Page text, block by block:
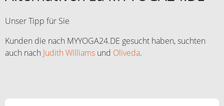
Unser Tipp für Sie
Kunden die nach MYYOGA24.DE gesucht haben, suchten
auch nach Judith Williams und Oliveda.